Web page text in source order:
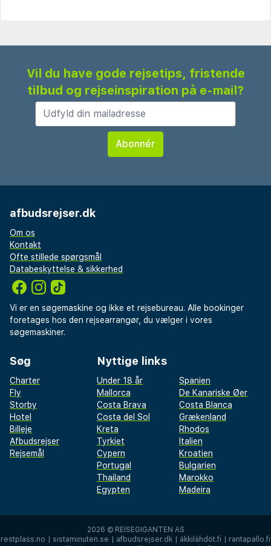
Vil du have gode rejsetips, fristende
tilbud og rejseinspiration på e-mail?
afbudsrejser.dk
Om os
Kontakt
Ofte stillede spørgsmål
Databeskyttelse & sikkerhed
Vi er en søgemaskine og ikke et rejsebureau. Alle bookinger
foretages hos den rejsearrangør, du vælger i vores
søgemaskiner.
Søg
Charter
Fly
Storby
Hotel
Billeje
Afbudsrejser
Rejsemål
Nyttige links
Under 18 år
Spanien
Mallorca
De Kanariske Øer
Costa Brava
Costa Blanca
Costa del Sol
Grækenland
Kreta
Rhodos
Tyrkiet
Italien
Cypern
Kroatien
Portugal
Bulgarien
Thailand
Marokko
Egypten
Madeira
2026 © REISEGIGANTEN AS
restplass.no
sistaminuten.se afbudsrejser.dk äkkilähdöt.fi
rantapallo.fi